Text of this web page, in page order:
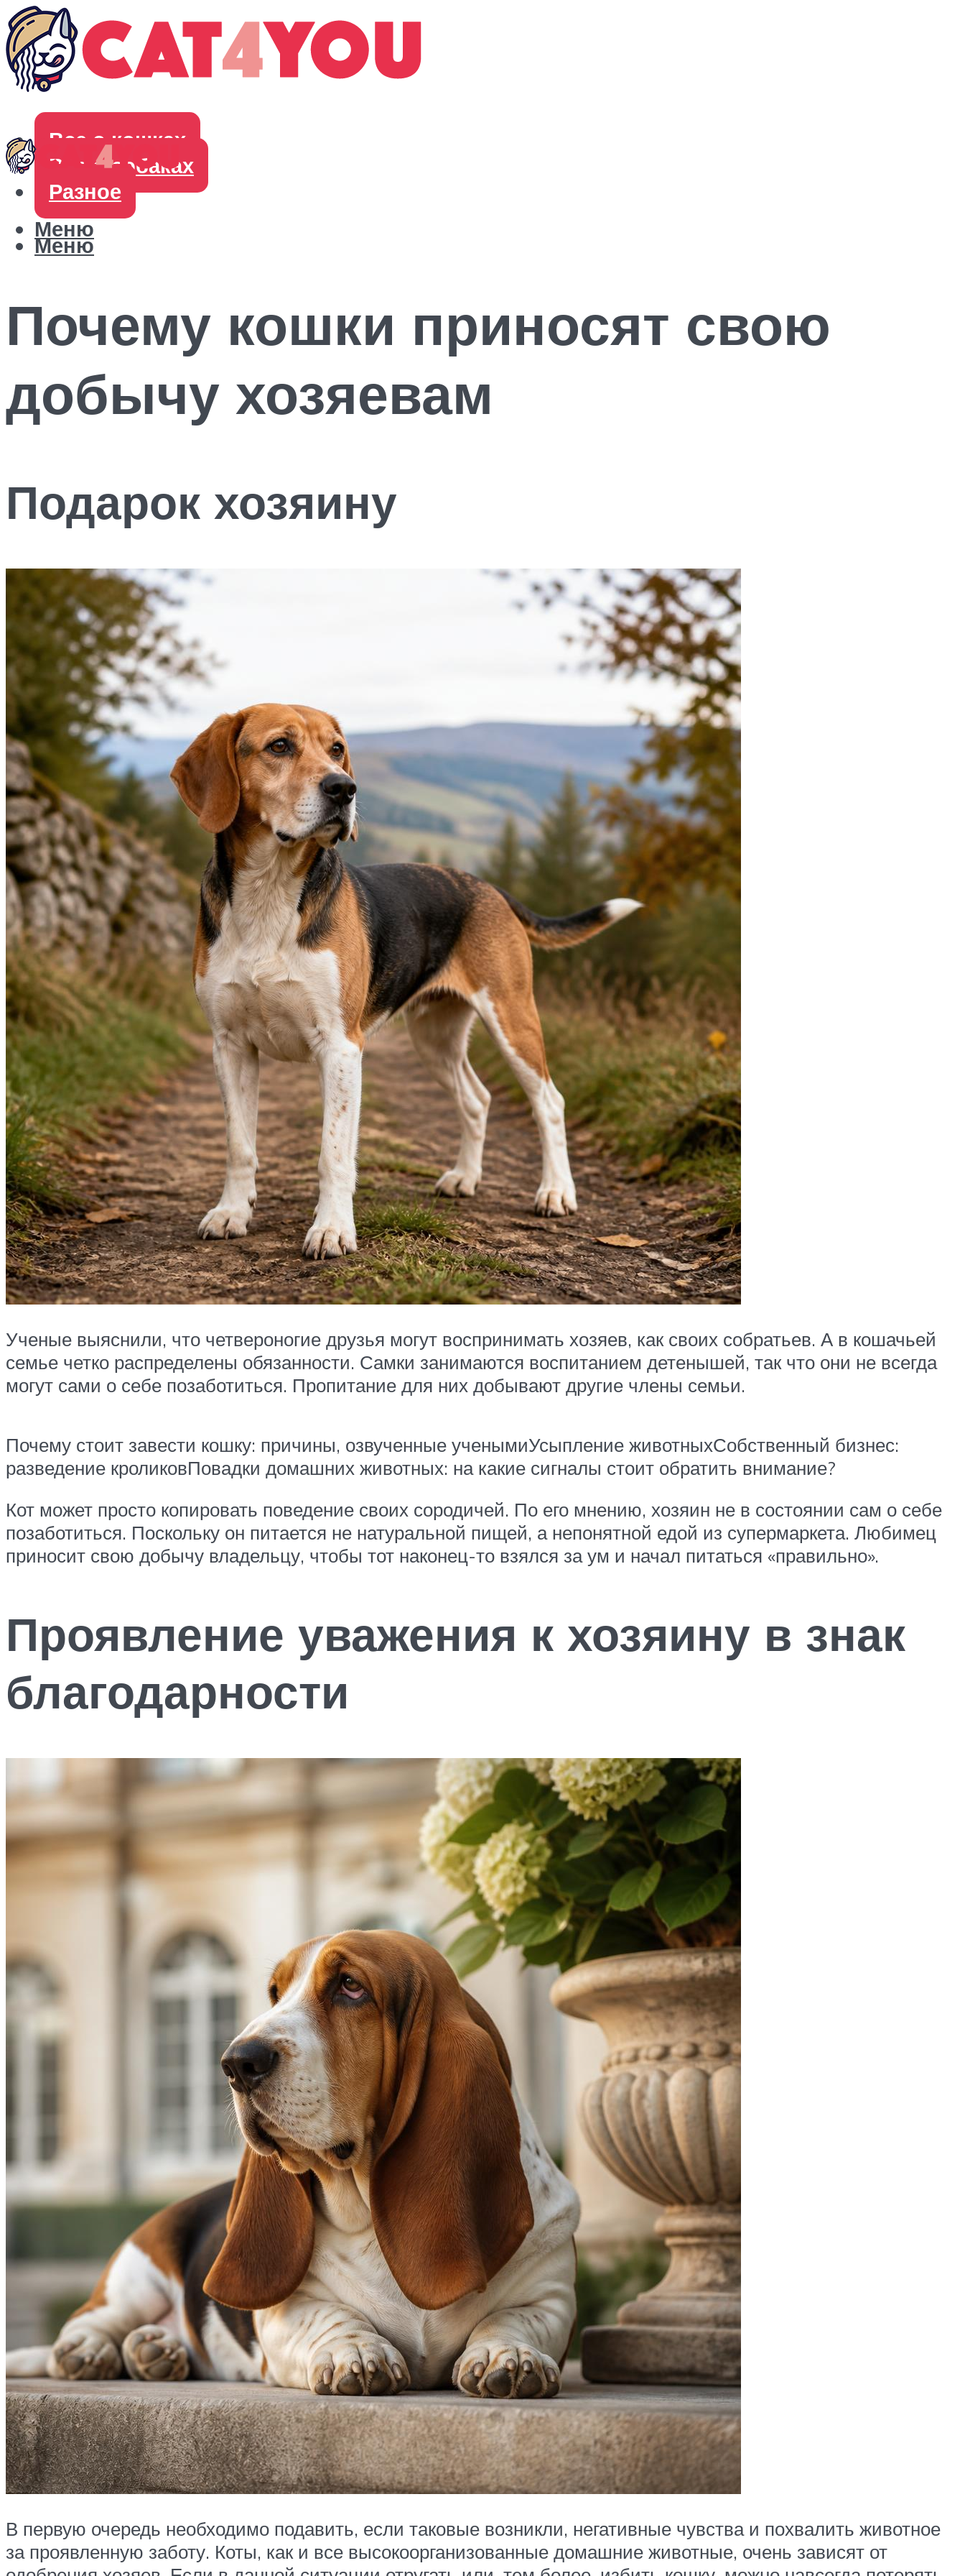
Все о кошках
Все о собаках
Разное
Меню
Меню
Почему кошки приносят свою
добычу хозяевам
Подарок хозяину
Ученые выяснили, что четвероногие друзья могут воспринимать хозяев, как своих собратьев. А в кошачьей
семье четко распределены обязанности. Самки занимаются воспитанием детенышей, так что они не всегда
могут сами о себе позаботиться. Пропитание для них добывают другие члены семьи.
Почему стоит завести кошку: причины, озвученные ученымиУсыпление животныхСобственный бизнес:
разведение кроликовПовадки домашних животных: на какие сигналы стоит обратить внимание?
Кот может просто копировать поведение своих сородичей. По его мнению, хозяин не в состоянии сам о себе
позаботиться. Поскольку он питается не натуральной пищей, а непонятной едой из супермаркета. Любимец
приносит свою добычу владельцу, чтобы тот наконец-то взялся за ум и начал питаться «правильно».
Проявление уважения к хозяину в знак
благодарности
В первую очередь необходимо подавить, если таковые возникли, негативные чувства и похвалить животное
за проявленную заботу. Коты, как и все высокоорганизованные домашние животные, очень зависят от